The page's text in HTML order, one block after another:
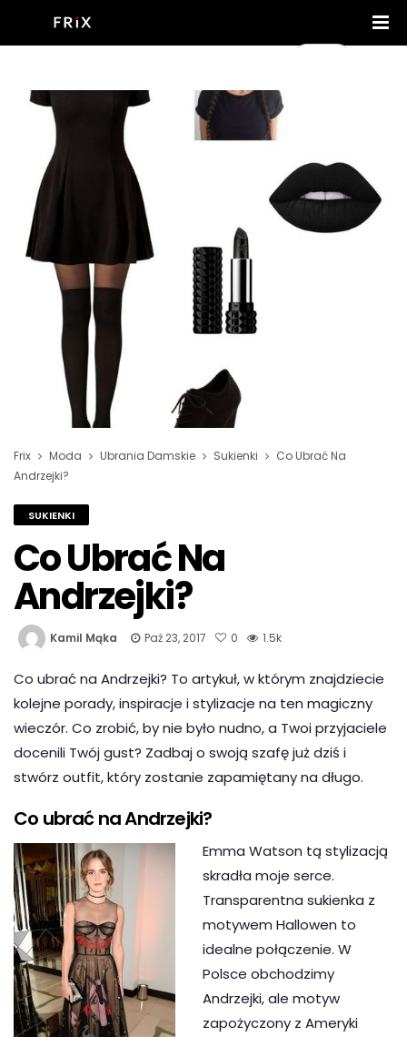
Frix Moda Ubrania Damskie Sukienki
Co Ubrać Na
Andrzejki?
SUKIENKI
Co Ubrać Na
Andrzejki?
Kamil Mąka Paź 23, 2017 0 1.5k
Co ubrać na Andrzejki? To artykuł, w którym znajdziecie
kolejne porady, inspiracje i stylizacje na ten magiczny
wieczór. Co zrobić, by nie było nudno, a Twoi przyjaciele
docenili Twój gust? Zadbaj o swoją szafę już dziś i
stwórz outfit, który zostanie zapamiętany na długo.
Co ubrać na Andrzejki?
Emma Watson tą stylizacją
skradła moje serce.
Transparentna sukienka z
motywem Hallowen to
idealne połączenie. W
Polsce obchodzimy
Andrzejki, ale motyw
zapożyczony z Ameryki